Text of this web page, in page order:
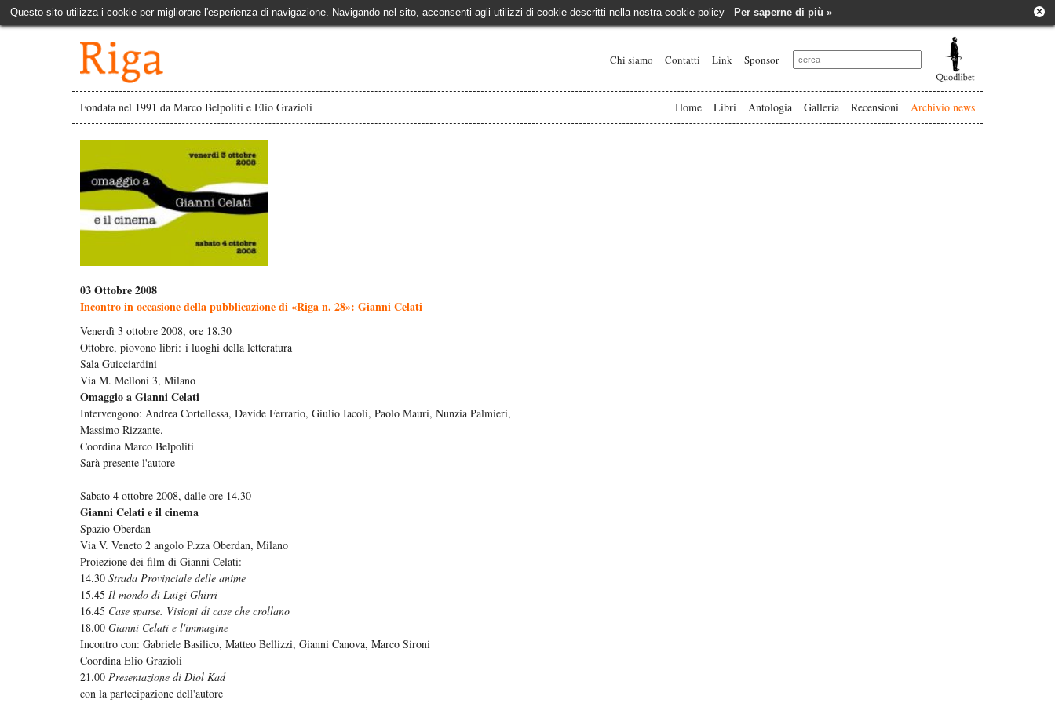
Questo sito utilizza i cookie per migliorare l'esperienza di navigazione. Navigando nel sito, acconsenti agli utilizzi di cookie descritti nella nostra cookie policy Per saperne di più » ×
Chi siamo Contatti Link Sponsor
Fondata nel 1991 da Marco Belpoliti e Elio Grazioli Home Libri Antologia Galleria Recensioni Archivio news
03 Ottobre 2008
Incontro in occasione della pubblicazione di «Riga n. 28»: Gianni Celati
Venerdì 3 ottobre 2008, ore 18.30
Ottobre, piovono libri: i luoghi della letteratura
Sala Guicciardini
Via M. Melloni 3, Milano
Omaggio a Gianni Celati
Intervengono: Andrea Cortellessa, Davide Ferrario, Giulio Iacoli, Paolo Mauri, Nunzia Palmieri,
Massimo Rizzante.
Coordina Marco Belpoliti
Sarà presente l'autore
Sabato 4 ottobre 2008, dalle ore 14.30
Gianni Celati e il cinema
Spazio Oberdan
Via V. Veneto 2 angolo P.zza Oberdan, Milano
Proiezione dei film di Gianni Celati:
14.30 Strada Provinciale delle anime
15.45 Il mondo di Luigi Ghirri
16.45 Case sparse. Visioni di case che crollano
18.00 Gianni Celati e l'immagine
Incontro con: Gabriele Basilico, Matteo Bellizzi, Gianni Canova, Marco Sironi
Coordina Elio Grazioli
21.00 Presentazione di Diol Kad
con la partecipazione dell'autore